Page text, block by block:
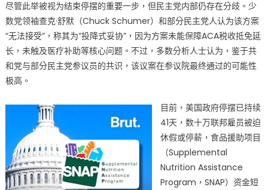
尽管此举被视为结束停摆的重要一步，但民主党内部仍存在分歧。少
数党领袖查克·舒默（Chuck Schumer）和部分民主党人认为该方案
“无法接受”，称其为“投降式妥协”，因为方案未能保障ACA税收抵免延
长，未触及医疗补助等核心问题。不过，多数分析人士认为，鉴于共
和党与部分民主党参议员的共识，该议案在参议院最终通过的可能性
极高。
目前，美国政府停摆已持续
41天，数十万联邦雇员被迫
休假或停薪，食品援助项目
（Supplemental
Nutrition Assistance
Program，SNAP）资金短